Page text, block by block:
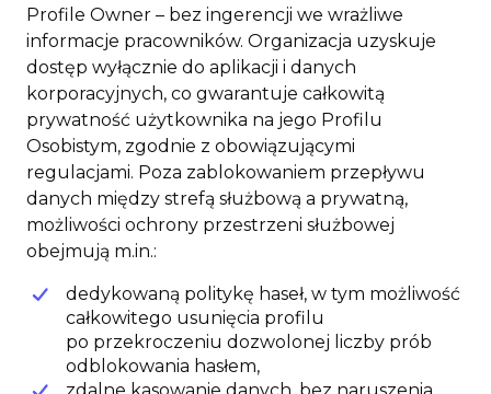
Profile Owner – bez ingerencji we wrażliwe
informacje pracowników. Organizacja uzyskuje
dostęp wyłącznie do aplikacji i danych
korporacyjnych, co gwarantuje całkowitą
prywatność użytkownika na jego Profilu
Osobistym, zgodnie z obowiązującymi
regulacjami. Poza zablokowaniem przepływu
danych między strefą służbową a prywatną,
możliwości ochrony przestrzeni służbowej
obejmują m.in.:
dedykowaną politykę haseł, w tym możliwość
całkowitego usunięcia profilu
po przekroczeniu dozwolonej liczby prób
odblokowania hasłem,